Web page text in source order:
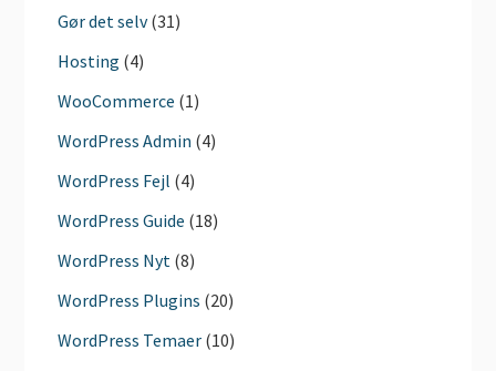
Gør det selv(31)
Hosting (4)
WooCommerce (1)
WordPress Admin (4)
WordPress Fejl (4)
WordPress Guide (18)
WordPress Nyt (8)
WordPress Plugins (20)
WordPress Temaer (10)